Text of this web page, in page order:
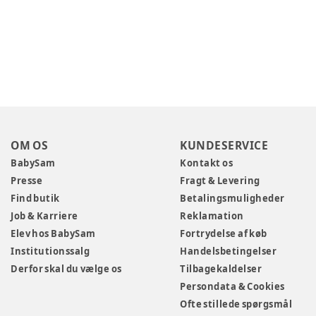
OM OS
BabySam
Presse
Find butik
Job & Karriere
Elev hos BabySam
Institutionssalg
Derfor skal du vælge os
KUNDESERVICE
Kontakt os
Fragt & Levering
Betalingsmuligheder
Reklamation
Fortrydelse af køb
Handelsbetingelser
Tilbagekaldelser
Persondata & Cookies
Ofte stillede spørgsmål